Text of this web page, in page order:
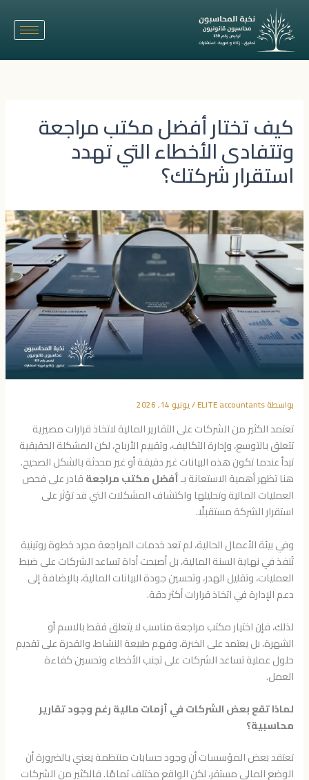
المحتوى
كيف تختار أفضل مكتب مراجعة
وتتفادى الأخطاء التي تهدد
استقرار شركتك؟
بواسطة ELITE accountants
/يونيو 14, 2026
تعتمد الكثير من الشركات على التقارير المالية لاتخاذ قرارات مصيرية
تتعلق بالتوسع، وإدارة التكاليف، وتقييم الأرباح، لكن المشكلة الحقيقية
تبدأ عندما تكون هذه البيانات غير دقيقة أو غير محدثة بالشكل الصحيح.
هنا تظهر أهمية الاستعانة بـأفضل مكتب مراجعةقادر على فحص
العمليات المالية وتحليلها واكتشاف المشكلات التي قد تؤثر على
استقرار الشركة مستقبلًا.
وفي بيئة الأعمال الحالية، لم تعد خدمات المراجعة مجرد خطوة روتينية
تُنفذ في نهاية السنة المالية، بل أصبحت أداة تساعد الشركات على ضبط
العمليات، وتقليل الهدر، وتحسين جودة البيانات المالية، بالإضافة إلى
دعم الإدارة في اتخاذ قرارات أكثر دقة.
لذلك، فإن اختيار مكتب مراجعة مناسب لا يتعلق فقط بالاسم أو
الشهرة، بل يعتمد على الخبرة، وفهم طبيعة النشاط، والقدرة على تقديم
حلول عملية تساعد الشركات على تجنب الأخطاء وتحسين كفاءة
العمل.
لماذا تقع بعض الشركات في أزمات مالية رغم وجود تقارير
محاسبية؟
تعتقد بعض المؤسسات أن وجود حسابات منتظمة يعني بالضرورة أن
الوضع المالي مستقر، لكن الواقع مختلف تمامًا. فالكثير من الشركات